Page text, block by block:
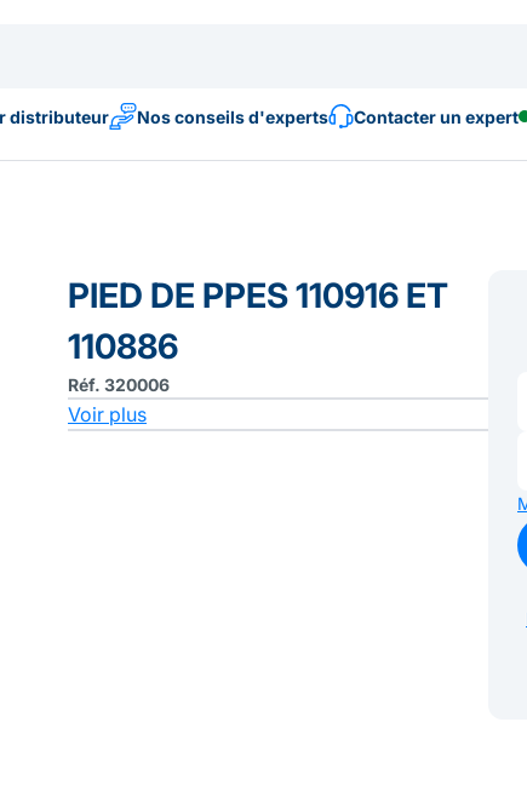
distributeur Nos conseils d'experts Contacter un expert
PIED DE PPES 110916 ET
110886
Réf. 320006
Voir plus